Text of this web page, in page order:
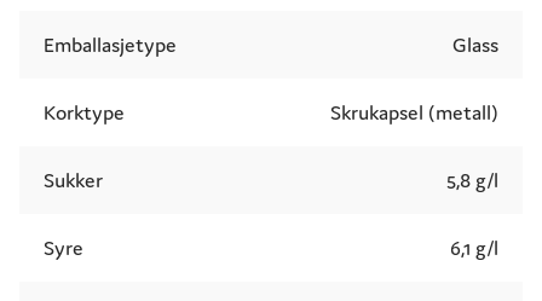
Emballasjetype Glass
Korktype Skrukapsel (metall)
Sukker 5,8 g/l
Syre 6,1 g/l